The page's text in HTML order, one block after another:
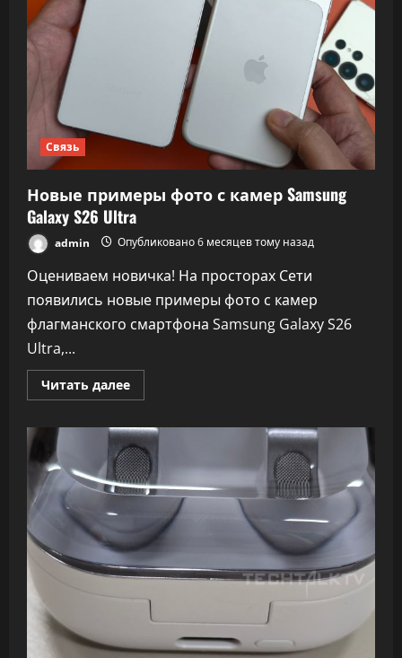
Связь
Новые примеры фото с камер Samsung
Galaxy S26 Ultra
admin Опубликовано 6 месяцев тому назад
Оцениваем новичка! На просторах Сети
появились новые примеры фото с камер
флагманского смартфона Samsung Galaxy S26
Ultra,...
Читать далееПрочитать
больше
примеры
фото
с
камер
Samsung
Galaxy
Ultra